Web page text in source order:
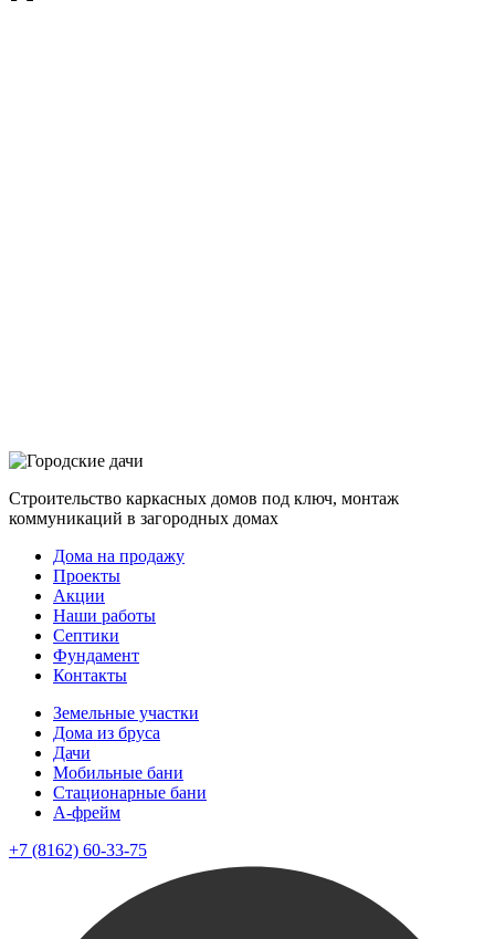
Строительство каркасных домов под ключ, монтаж
коммуникаций в загородных домах
Дома на продажу
Проекты
Акции
Наши работы
Септики
Фундамент
Контакты
Земельные участки
Дома из бруса
Дачи
Мобильные бани
Стационарные бани
A-фрейм
+7 (8162) 60-33-75